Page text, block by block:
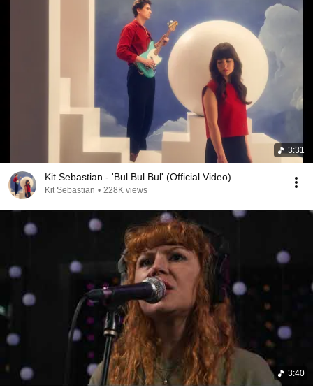
3:31
Kit Sebastian - 'Bul Bul Bul' (Official Video)
Kit Sebastian • 228K views
3:40